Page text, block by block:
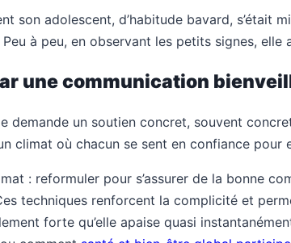
son adolescent, d’habitude bavard, s’était
à peu, en observant les petits signes,
une communication
demande un soutien concret, souvent
climat où chacun se sent en confiance
: reformuler pour s’assurer de la bonne
techniques renforcent la complicité et
forte qu’elle apaise quasi